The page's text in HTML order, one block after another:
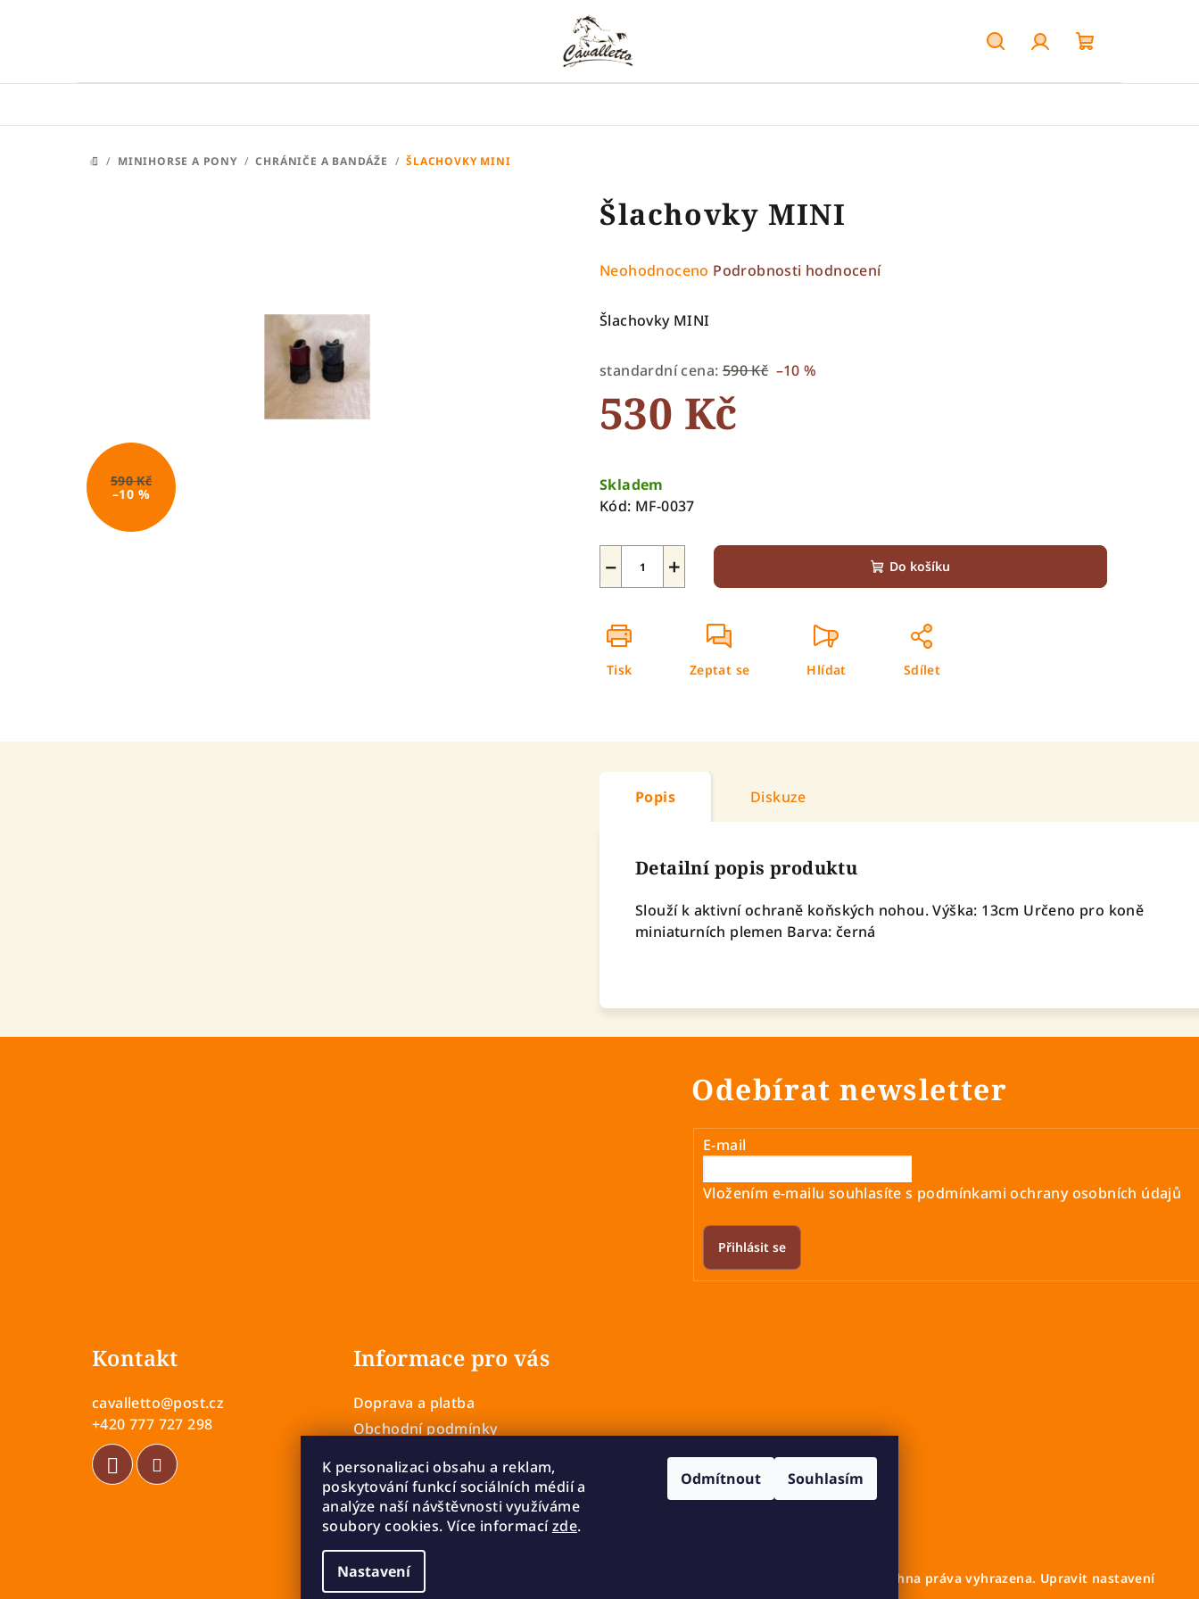
K personalizaci obsahu a reklam,
poskytování funkcí sociálních médií a
analýze naší návštěvnosti využíváme
soubory cookies. Více informacízde.
Nastavení
Odmítnout Souhlasím
košík
DOMŮ
/ MINIHORSE A PONY / CHRÁNIČE A BANDÁŽE / ŠLACHOVKY MINI
Šlachovky MINI
Průměrné
produktu
z
5
hvězdiček.
Neohodnoceno Podrobnosti hodnocení
Šlachovky MINI
standardní cena: 590 Kč –10 %
530 Kč
cena:
Skladem
Kód: MF-0037
+
− Do košíku
Tisk Zeptat se Hlídat Sdílet
590 Kč
–10 %
Popis Diskuze
Detailní popis produktu
Slouží k aktivní ochraně koňských nohou. Výška: 13cm Určeno pro koně
miniaturních plemen Barva: černá
Odebírat newsletter
E-mail
Vložením e-mailu souhlasíte s podmínkami ochrany osobních údajů
Přihlásit se
Kontakt
cavalletto@post.cz
+420 777 727 298
Informace pro vás
Doprava a platba
Obchodní podmínky
Vrácení a výměna zboží
Reklamace
. Všechna práva vyhrazena. Upravit nastavení